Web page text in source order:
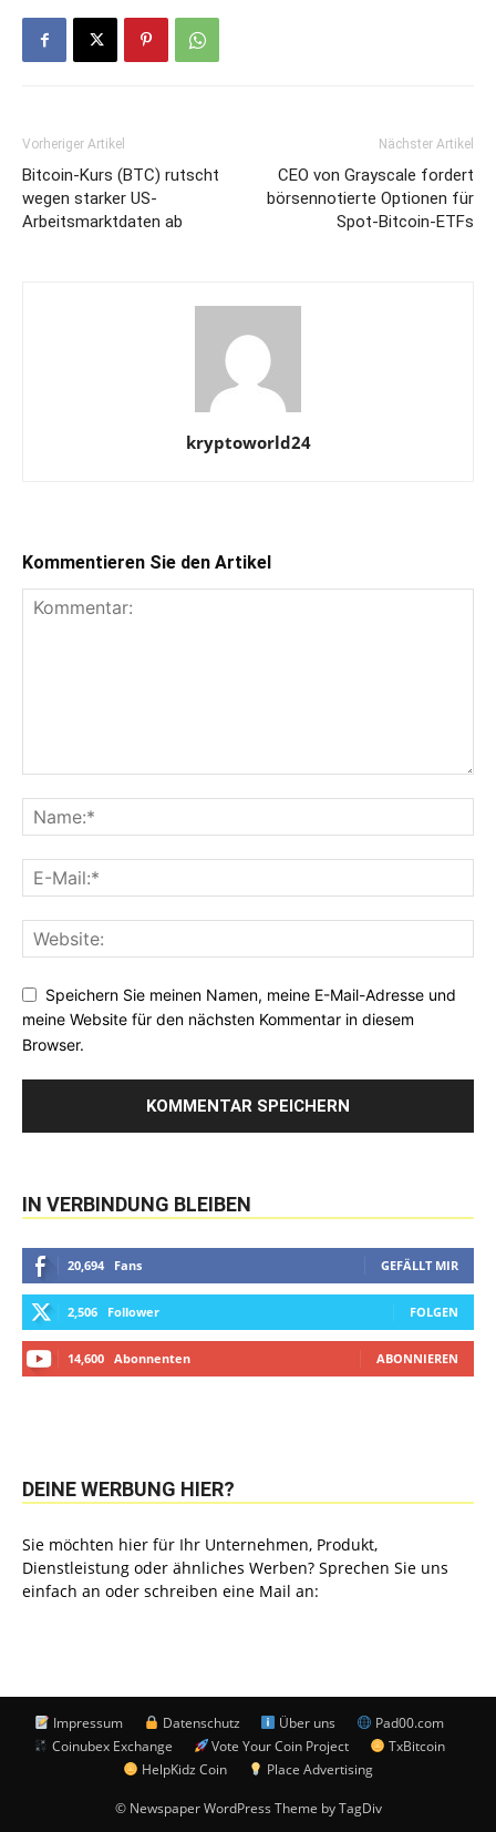
Vorheriger Artikel
Bitcoin-Kurs (BTC) rutscht
wegen starker US-
Arbeitsmarktdaten ab
Nächster Artikel
CEO von Grayscale fordert
börsennotierte Optionen für
Spot-Bitcoin-ETFs
kryptoworld24
Kommentieren Sie den Artikel
Speichern Sie meinen Namen, meine E-Mail-Adresse und
meine Website für den nächsten Kommentar in diesem
Browser.
IN VERBINDUNG BLEIBEN
20,694 Fans GEFÄLLT MIR
2,506 Follower FOLGEN
14,600 Abonnenten ABONNIEREN
DEINE WERBUNG HIER?
Sie möchten hier für Ihr Unternehmen, Produkt,
Dienstleistung oder ähnliches Werben? Sprechen Sie uns
einfach an oder schreiben eine Mail an:
Impressum Datenschutz Über uns
Pad00.com
Coinubex Exchange
Vote Your Coin Project
TxBitcoin
HelpKidz Coin
Place Advertising
© Newspaper WordPress Theme by TagDiv